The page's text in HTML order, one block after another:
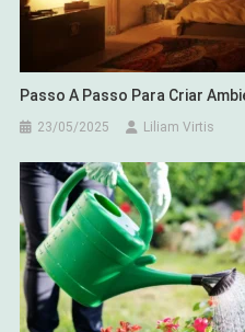
Passo A Passo Para Criar
23/05/2025 Liliam Virtis